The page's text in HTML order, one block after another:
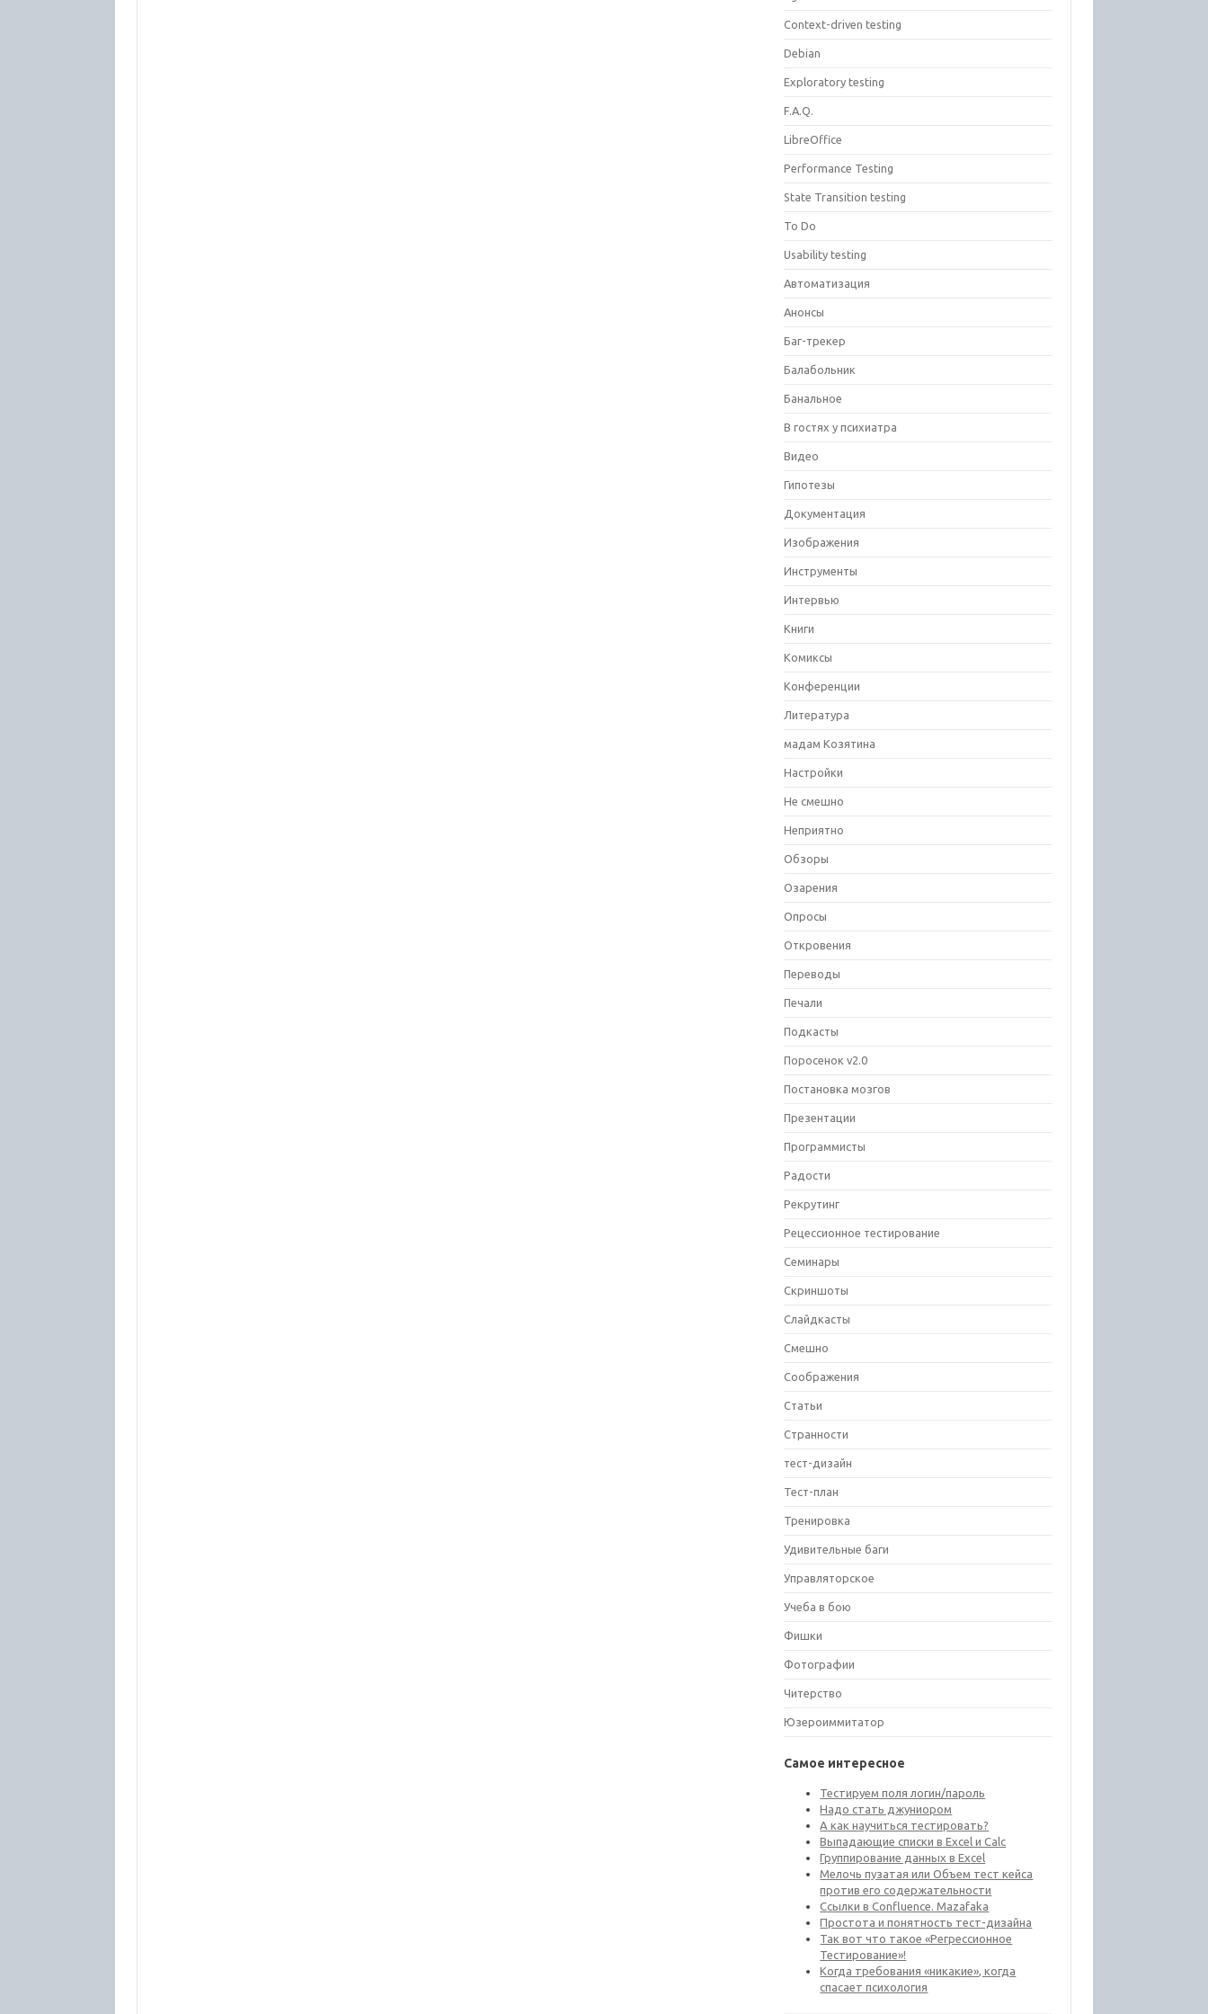
Context-driven testing
Debian
Exploratory testing
F.A.Q.
LibreOffice
Performance Testing
State Transition testing
To Do
Usability testing
Автоматизация
Анонсы
Баг-трекер
Балабольник
Банальное
В гостях у психиатра
Видео
Гипотезы
Документация
Изображения
Инструменты
Интервью
Книги
Комиксы
Конференции
Литература
мадам Козятина
Настройки
Не смешно
Неприятно
Обзоры
Озарения
Опросы
Откровения
Переводы
Печали
Подкасты
Поросенок v2.0
Постановка мозгов
Презентации
Программисты
Радости
Рекрутинг
Рецессионное тестирование
Семинары
Скриншоты
Слайдкасты
Смешно
Соображения
Статьи
Странности
тест-дизайн
Тест-план
Тренировка
Удивительные баги
Управляторское
Учеба в бою
Фишки
Фотографии
Читерство
Юзероиммитатор
Самое интересное